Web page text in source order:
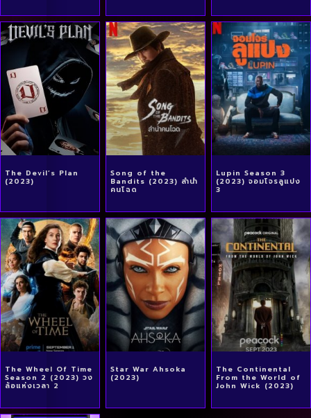
The Devil’s Plan
(2023)
Song of the
Bandits (2023) ลำนำ
คนโฉด
Lupin Season 3
(2023) จอมโจรลูแปง
3
The Wheel Of Time
Season 2 (2023) วง
ล้อแห่งเวลา 2
Star War Ahsoka
(2023)
The Continental
From the World of
John Wick (2023)